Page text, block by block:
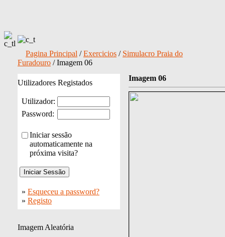
Pagina Principal /Exercicios / Simulacro Praia do
Furadouro / Imagem 06
Utilizadores Registados
Utilizador:
Password:
Iniciar sessão
automaticamente na
próxima visita?
» Esqueceu a password?
» Registo
Imagem Aleatória
Imagem 06